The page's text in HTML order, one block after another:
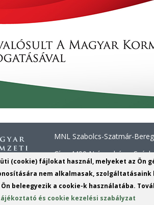
MNL Szabolcs-Szatmár-
Cím: 4400 Nyíregyháza,
Telefon: +36 42 414 313
E-mail:szszbvl@mnl.gov.hu
(cookie) fájlokat használ, melyeket az Ön
nem alkalmasak,
beleegyezik a cookie-k használatába.
és cookie kezelési szabályzat